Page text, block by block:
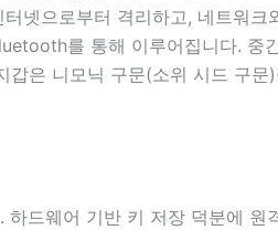
넷으로부터 격리하고, 네트워
를 통해 이루어집니다. 중
은 니모닉 구문(소위 시드 구문
드웨어 기반 키 저장 덕분에 원